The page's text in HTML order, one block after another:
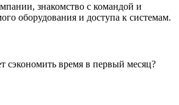
знакомство с командой и
оборудования и доступа к системам.
сэкономить время в первый месяц?